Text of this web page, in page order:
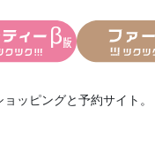
ョッピングと予約サイト。